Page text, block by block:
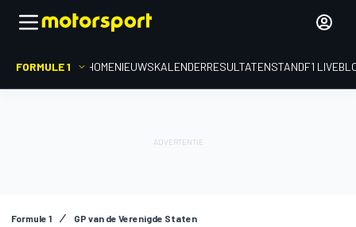
FORMULE 1 HOMENIEUWSKALENDERRESULTATENSTANDF1
Formule 1 GP van de Verenigde Staten